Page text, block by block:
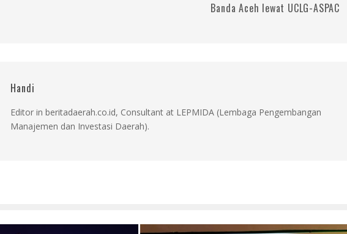
Banda Aceh lewat UCLG-ASPAC
Handi
Editor in beritadaerah.co.id, Consultant at LEPMIDA (Lembaga Pengembangan
Manajemen dan Investasi Daerah).